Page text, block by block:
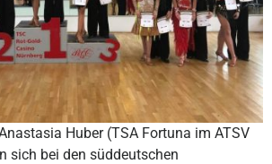
Huber (TSA Fortuna im ATSV
sich bei den süddeutschen